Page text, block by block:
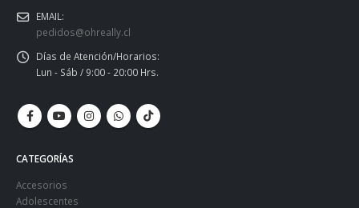
EMAIL:
pedidos@ohreally.cl
Días de Atención/Horarios:
Lun - Sáb / 9:00 - 20:00 Hrs.
CATEGORÍAS
Accesorios
Adolescentes